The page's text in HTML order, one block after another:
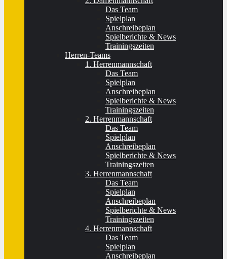
Das Team
Spielplan
Anschreibeplan
Spielberichte & News
Trainingszeiten
Herren-Teams
1. Herrenmannschaft
Das Team
Spielplan
Anschreibeplan
Spielberichte & News
Trainingszeiten
2. Herrenmannschaft
Das Team
Spielplan
Anschreibeplan
Spielberichte & News
Trainingszeiten
3. Herrenmannschaft
Das Team
Spielplan
Anschreibeplan
Spielberichte & News
Trainingszeiten
4. Herrenmannschaft
Das Team
Spielplan
Anschreibeplan